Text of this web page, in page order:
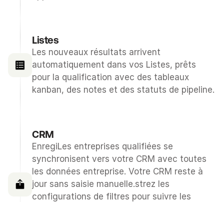
Listes
Les nouveaux résultats arrivent
automatiquement dans vos Listes, prêts
pour la qualification avec des tableaux
kanban, des notes et des statuts de pipeline.
CRM
EnregiLes entreprises qualifiées se
synchronisent vers votre CRM avec toutes
les données entreprise. Votre CRM reste à
jour sans saisie manuelle.strez les
configurations de filtres pour suivre les